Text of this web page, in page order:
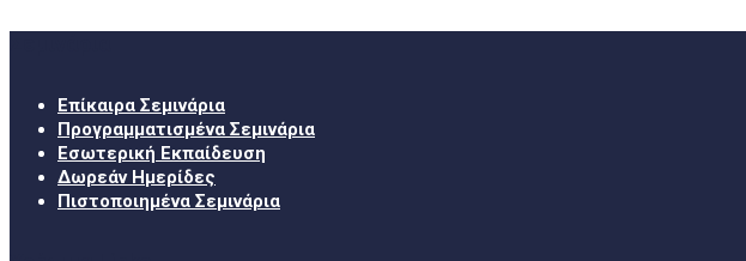
Επίκαιρα Σεμινάρια
Προγραμματισμένα Σεμινάρια
Εσωτερική Εκπαίδευση
Δωρεάν Ημερίδες
Πιστοποιημένα Σεμινάρια